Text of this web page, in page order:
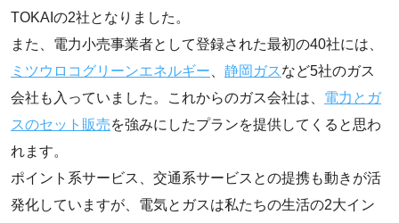
TOKAIの2社となりました。
また、電力小売事業者として登録された最初の40社には、
ミツウロコグリーンエネルギー
静岡ガス など5社のガス
会社も入っていました。これからのガス会社は、 電力とガ
スのセット販売を強みにしたプランを提供してくると思わ
れます。
ポイント系サービス、交通系サービスとの提携も動きが活
発化していますが、電気とガスは私たちの生活の2大イン